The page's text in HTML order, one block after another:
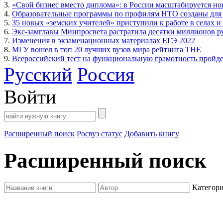
3. «Свой бизнес вместо диплома»: в России масштабируется
4. Образовательные программы по профилям НТО созданы для
5. 35 новых «земских учителей» приступили к работе в селах
6. Экс-замглавы Минпросвета растратила десятки миллионов
7. Изменения в экзаменационных материалах ЕГЭ 2022
8. МГУ вошел в топ 20 лучших вузов мира рейтинга THE
9. Всероссийский тест на функциональную грамотность
Русский Россия
Войти
Расширенный поиск Росвуз статус Добавить книгу
Расширенный поиск